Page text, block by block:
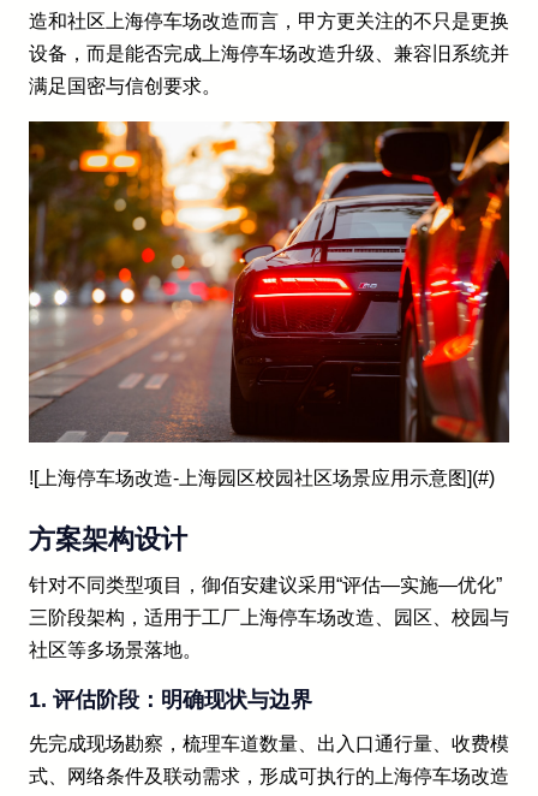
造和社区上海停车场改造而言，甲方更关注的不只是更换
设备，而是能否完成上海停车场改造升级、兼容旧系统并
满足国密与信创要求。
![上海停车场改造-上海园区校园社区场景应用示意图](#)
方案架构设计
针对不同类型项目，御佰安建议采用“评估—实施—优化”
三阶段架构，适用于工厂上海停车场改造、园区、校园与
社区等多场景落地。
1. 评估阶段：明确现状与边界
先完成现场勘察，梳理车道数量、出入口通行量、收费模
式、网络条件及联动需求，形成可执行的上海停车场改造